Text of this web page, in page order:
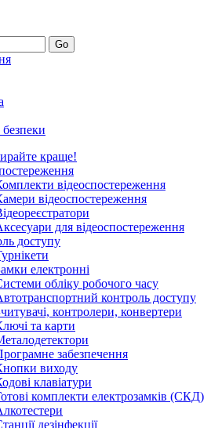
Go
краще!
відеоспостереження
відеоспостереження
для відеоспостереження
доступу
електронні
обліку робочого часу
контроль доступу
контролери, конвертери
та карти
забезпечення
виходу
клавіатури
комплекти електрозамків (СКД)
дезінфекції